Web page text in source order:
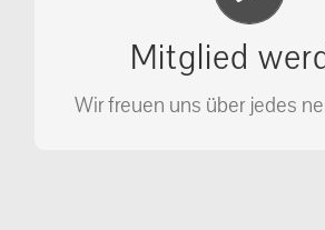
Mitglied
Wir freuen uns über jedes
Unterstützen Sie unseren
Mitglied.
MITGLIED